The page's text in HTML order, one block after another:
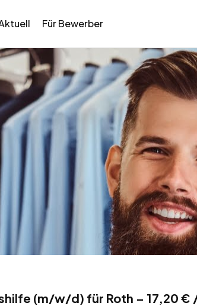
Für Bewerber
(m/w/d) für Roth – 17,20 €